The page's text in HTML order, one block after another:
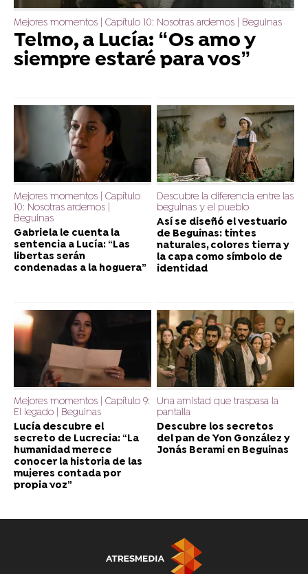
Mejores momentos | Capítulo 10: Nosotras ardemos | Beguinas
Telmo, a Lucía: “Os amo y
siempre estaré para vos”
Mejores momentos | Capítulo
10: Nosotras ardemos |
Beguinas
Gabriela le cuenta la
sentencia a Lucía: “Las
libertas serán
condenadas a la hoguera”
Descubre la diferencia entre las
beguinas y el pueblo
Así se diseñó el vestuario
de Beguinas: tintes
naturales, colores tierra y
la capa como símbolo de
identidad
Mejores momentos | Capítulo 9:
El legado | Beguinas
Lucía descubre el
secreto de Lucrecia: “La
humanidad merece
conocer la historia de las
mujeres contada por
propia voz”
Una amistad que traspasa la
pantalla
Descubre los secretos
del pan de Yon González y
Jonás Berami en Beguinas